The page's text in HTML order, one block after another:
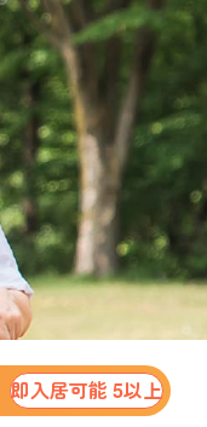
即入居可能 5以上